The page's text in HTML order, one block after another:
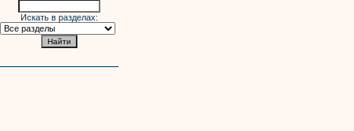
Искать в разделах: